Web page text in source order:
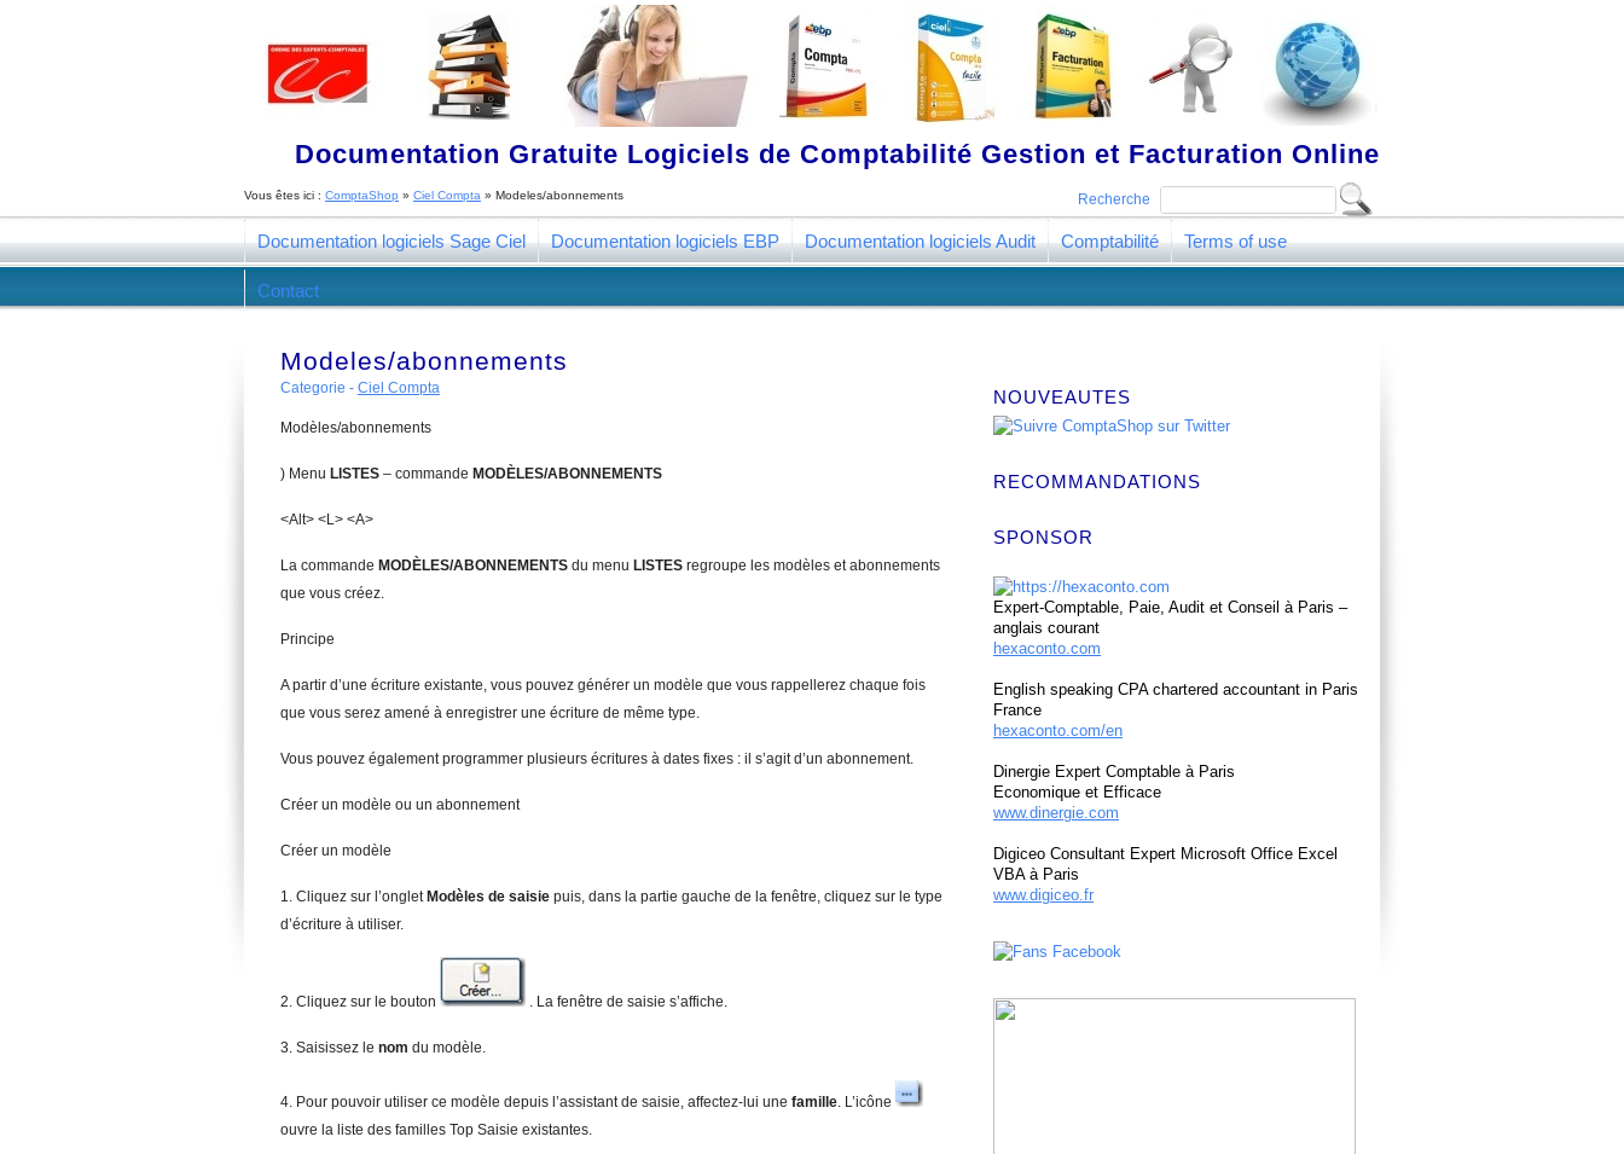
Documentation Gratuite Logiciels de Comptabilité Gestion et Facturation Online
Recherche
Vous êtes ici : ComptaShop » Ciel Compta » Modeles/abonnements
Documentation logiciels Sage Ciel Documentation logiciels EBP Documentation logiciels Audit Comptabilité Terms of use
Contact
Modeles/abonnements
Categorie - Ciel Compta
Modèles/abonnements
) Menu L ISTES – commande MODÈLES/ABONNEMENTS
<Alt> <L> <A>
La commande MODÈLES/ABONNEMENTS du menu L ISTES regroupe les modèles et abonnements
que vous créez.
Principe
A partir d’une écriture existante, vous pouvez générer un modèle que vous rappellerez chaque fois
que vous serez amené à enregistrer une écriture de même type.
Vous pouvez également programmer plusieurs écritures à dates fixes : il s’agit d’un abonnement.
Créer un modèle ou un abonnement
Créer un modèle
1. Cliquez sur l’onglet Modèles de saisie puis, dans la partie gauche de la fenêtre, cliquez sur le type
d’écriture à utiliser.
2. Cliquez sur le bouton . La fenêtre de saisie s’affiche.
3. Saisissez le nom du modèle.
4. Pour pouvoir utiliser ce modèle depuis l’assistant de saisie, affectez-lui une famille. L’icône
ouvre la liste des familles Top Saisie existantes.
NOUVEAUTES
RECOMMANDATIONS
SPONSOR
Expert-Comptable, Paie, Audit et Conseil à Paris –
anglais courant
hexaconto.com
English speaking CPA chartered accountant in Paris
France
hexaconto.com/en
Dinergie Expert Comptable à Paris
Economique et Efficace
www.dinergie.com
Digiceo Consultant Expert Microsoft Office Excel
VBA à Paris
www.digiceo.fr